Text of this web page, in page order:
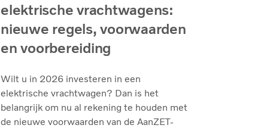
elektrische vrachtwagens:
nieuwe regels, voorwaarden
en voorbereiding
Wilt u in 2026 investeren in een
elektrische vrachtwagen? Dan is het
belangrijk om nu al rekening te houden met
de nieuwe voorwaarden van de AanZET-